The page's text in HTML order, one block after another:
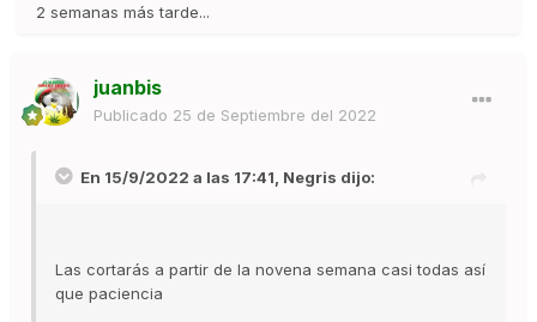
2 semanas más tarde...
juanbis
Publicado 25 de Septiembre del 2022
En 15/9/2022 a las 17:41, Negris dijo:
Las cortarás a partir de la novena semana casi todas así
que paciencia